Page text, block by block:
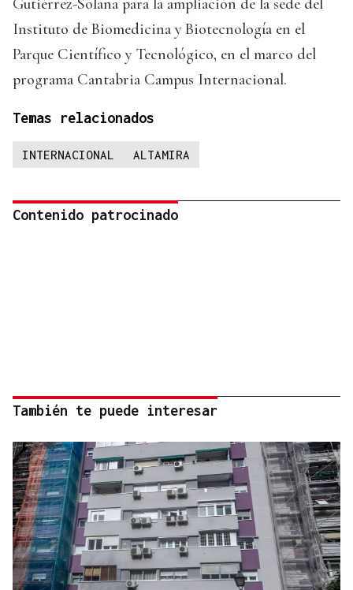
Gutiérrez-Solana para la ampliación de la sede del
Instituto de Biomedicina y Biotecnología en el
Parque Científico y Tecnológico, en el marco del
programa Cantabria Campus Internacional.
Temas relacionados
INTERNACIONAL ALTAMIRA
Contenido patrocinado
También te puede interesar